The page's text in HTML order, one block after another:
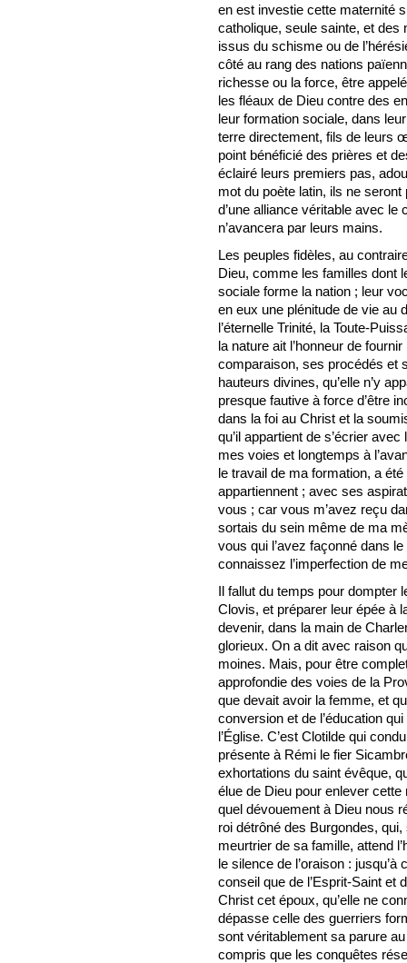
en est investie cette maternité
catholique, seule sainte, et des
issus du schisme ou de
côté au rang des nations
richesse ou la force, être
les fléaux de Dieu contre des
leur formation sociale, dans
terre directement, fils de leurs
point bénéficié des prières et
éclairé leurs premiers pas,
mot du poète latin, ils ne
d’une alliance véritable avec le
n’avancera par leurs mains.
Les peuples fidèles, au
Dieu, comme les familles dont
sociale forme la nation ; leur
en eux une plénitude de vie au
l’éternelle Trinité, la Toute-
la nature ait l’honneur de
comparaison, ses procédés et
hauteurs divines, qu’elle n’y
presque fautive à force d’être
dans la foi au Christ et la
qu’il appartient de s’écrier
mes voies et longtemps à
le travail de ma formation, a
appartiennent ; avec ses
vous ; car vous m’avez reçu
sortais du sein même de ma
vous qui l’avez façonné dans
connaissez l’imperfection de
Il fallut du temps pour dompter
Clovis, et préparer leur épée à
devenir, dans la main de
glorieux. On a dit avec raison
moines. Mais, pour être
approfondie des voies de la
que devait avoir la femme, et
conversion et de l’éducation
l’Église. C’est Clotilde qui
présente à Rémi le fier
exhortations du saint évêque,
élue de Dieu pour enlever cette
quel dévouement à Dieu nous
roi détrôné des Burgondes,
meurtrier de sa famille, attend
le silence de l’oraison :
conseil que de l’Esprit-Saint et
Christ cet époux, qu’elle ne
dépasse celle des guerriers
sont véritablement sa parure
compris que les conquêtes